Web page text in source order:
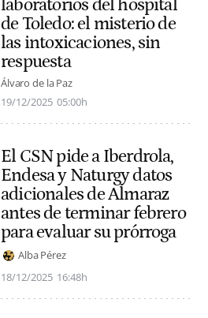
laboratorios del hospital
de Toledo: el misterio de
las intoxicaciones, sin
respuesta
Álvaro de la Paz
19/12/2025 05:00h
El CSN pide a Iberdrola,
Endesa y Naturgy datos
adicionales de Almaraz
antes de terminar febrero
para evaluar su prórroga
Alba Pérez
18/12/2025 16:48h